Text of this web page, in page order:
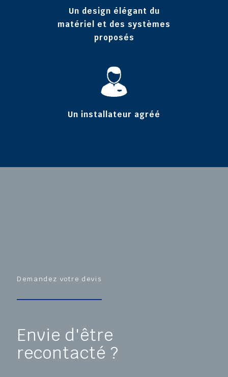
Un design élégant du
matériel et des systèmes
proposés
Un installateur agréé
Demandez votre devis
Envie d'être
recontacté ?